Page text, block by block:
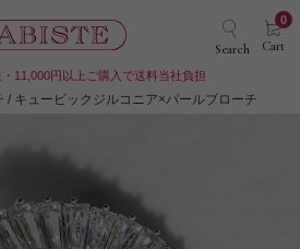
Search Cart
0
11,000円以上ご購入で送料当社負担
キュービックジルコニア×パールブローチ